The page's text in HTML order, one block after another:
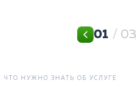
01 / 03
ЧТО НУЖНО ЗНАТЬ ОБ УСЛУГЕ